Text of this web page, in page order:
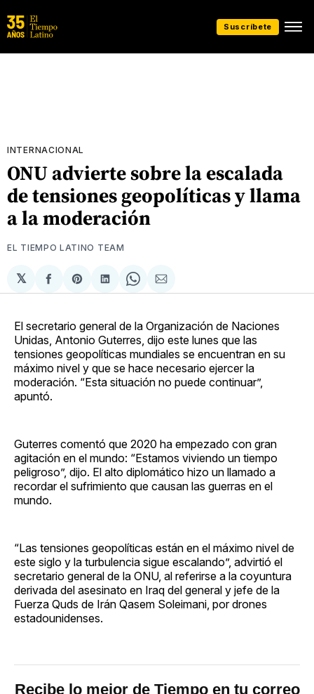
Suscríbete
INTERNACIONAL
ONU advierte sobre la escalada
de tensiones geopolíticas y llama
a la moderación
EL TIEMPO LATINO TEAM
𝕏
Compartir
en
Share
on
Compartir
en
Share
on
Compartir
via
El secretario general de la Organización de Naciones
Unidas, Antonio Guterres, dijo este lunes que las
tensiones geopolíticas mundiales se encuentran en su
máximo nivel y que se hace necesario ejercer la
moderación. “Esta situación no puede continuar”,
apuntó.
Guterres comentó que 2020 ha empezado con gran
agitación en el mundo: “Estamos viviendo un tiempo
peligroso”, dijo. El alto diplomático hizo un llamado a
recordar el sufrimiento que causan las guerras en el
mundo.
“Las tensiones geopolíticas están en el máximo nivel de
este siglo y la turbulencia sigue escalando”, advirtió el
secretario general de la ONU, al referirse a la coyuntura
derivada del asesinato en Iraq del general y jefe de la
Fuerza Quds de Irán Qasem Soleimani, por drones
estadounidenses.
Recibe lo mejor de Tiempo en tu correo